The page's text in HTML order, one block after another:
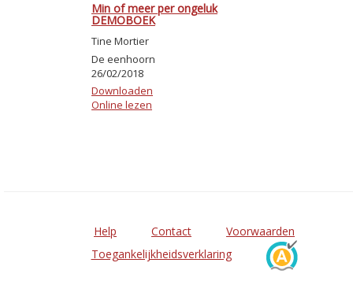
Min of meer per ongeluk
DEMOBOEK
Tine Mortier
De eenhoorn
26/02/2018
Downloaden
Online lezen
Help Contact
Voorwaarden
Toegankelijkheidsverklaring